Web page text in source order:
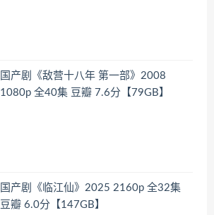
国产剧《敌营十八年 第一部》2008
1080p 全40集 豆瓣 7.6分【79GB】
国产剧《临江仙》2025 2160p 全32集
豆瓣 6.0分【147GB】